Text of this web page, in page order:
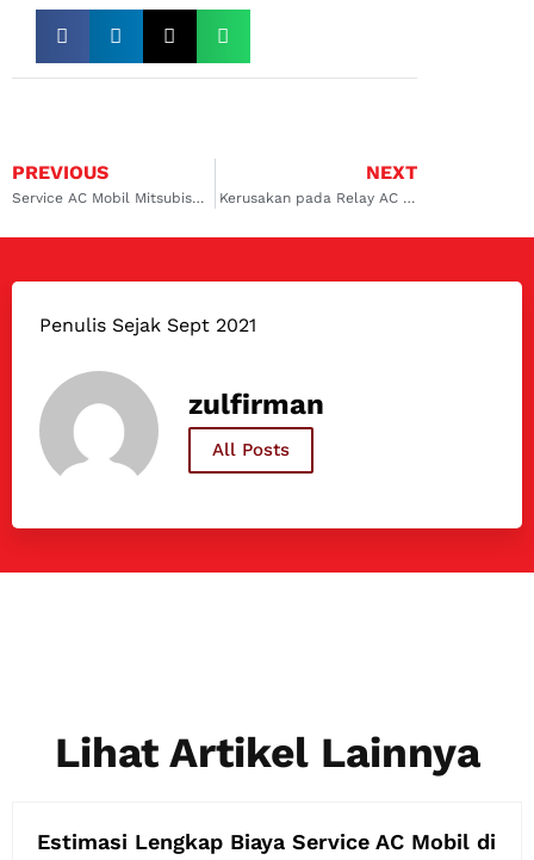
PREVIOUS
Service AC Mobil Mitsubishi Kalimalang: Dingin Maksimal, Harga Bersahabat
NEXT
Kerusakan pada Relay AC Mobil: Penyebab AC Mobil Tidak Menyala Kelapa Gading dan Cempaka Putih
Penulis Sejak Sept 2021
zulfirman
All Posts
Lihat Artikel Lainnya
Estimasi Lengkap Biaya Service AC Mobil di